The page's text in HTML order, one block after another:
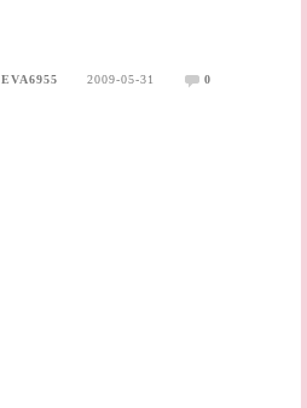
EVA6955 2009-05-31 0